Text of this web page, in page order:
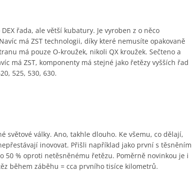
řada, ale větší kubatury. Je vyroben z o něco
má ZST technologii, díky které nemusíte opakovaně
má pouze O-kroužek, nikoli QX kroužek. Sečteno a
má ZST, komponenty má stejné jako řetězy vyšších řad
525, 530, 630.
světové války. Ano, takhle dlouho. Ke všemu, co dělají,
inovovat. Přišli například jako první s těsněním
% oproti netěsněnému řetězu. Poměrně novinkou je i
během záběhu = cca prvního tisíce kilometrů.